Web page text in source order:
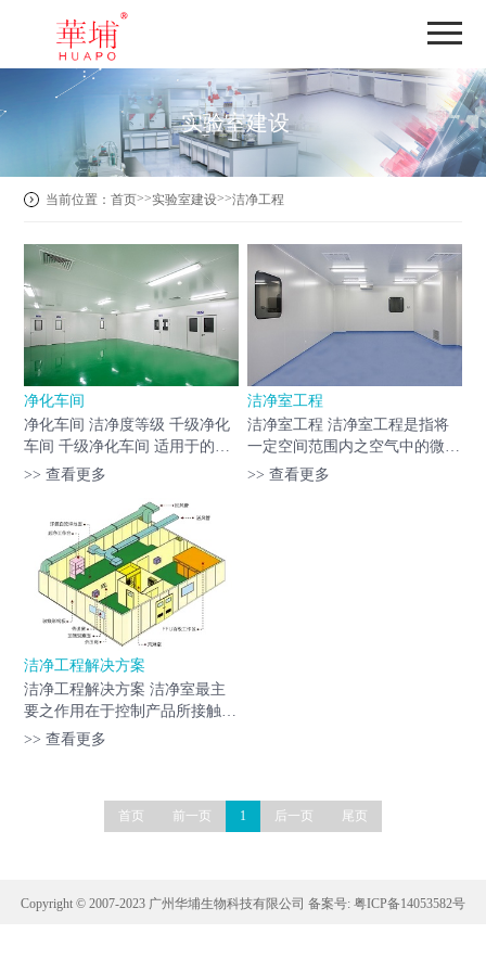
实验室建设
当前位置：首页>>实验室建设>>洁净工程
净化车间
净化车间 洁净度等级 千级净化
车间 千级净化车间 适用于的生
物制药、医疗器械、医院制剂
料、化妆品、电子、实验室、电
子仪器仪表、计算机房、半导
体...
>> 查看更多
洁净室工程
洁净室工程 洁净室工程是指将
一定空间范围内之空气中的微粒
子、细菌等之污染物排除，并将
>> 查看更多
洁净工程解决方案
洁净工程解决方案 洁净室最主
要之作用在于控制产品所接触之
大气的洁净度日及温湿度，使产
净室。按照国际惯例，无尘...
>> 查看更多
首页 前一页 1 后一页 尾页
Copyright © 2007-2023 广州华埔生物科技有限公司 备案号: 粤ICP备14053582号